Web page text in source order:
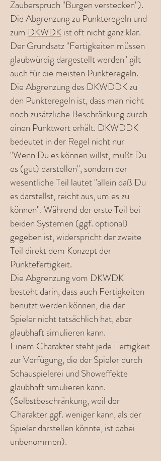
Zauberspruch "Burgen verstecken").
Die Abgrenzung zu Punkteregeln und
zum DKWDKist oft nicht ganz klar.
Der Grundsatz "Fertigkeiten müssen
glaubwürdig dargestellt werden" gilt
auch für die meisten Punkteregeln.
Die Abgrenzung des DKWDDK zu
den Punkteregeln ist, dass man nicht
noch zusätzliche Beschränkung durch
einen Punktwert erhält. DKWDDK
bedeutet in der Regel nicht nur
"Wenn Du es können willst, mußt Du
es (gut) darstellen", sondern der
wesentliche Teil lautet "allein daß Du
es darstellst, reicht aus, um es zu
können". Während der erste Teil bei
beiden Systemen (ggf. optional)
gegeben ist, widerspricht der zweite
Teil direkt dem Konzept der
Punktefertigkeit.
Die Abgrenzung vom DKWDK
besteht darin, dass auch Fertigkeiten
benutzt werden können, die der
Spieler nicht tatsächlich hat, aber
glaubhaft simulieren kann.
Einem Charakter steht jede Fertigkeit
zur Verfügung, die der Spieler durch
Schauspielerei und Showeffekte
glaubhaft simulieren kann.
(Selbstbeschränkung, weil der
Charakter ggf. weniger kann, als der
Spieler darstellen könnte, ist dabei
unbenommen).